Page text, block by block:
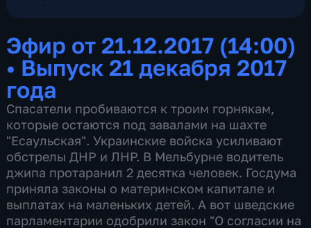
Эфир от 21.12.2017 (14:00)
• Выпуск 21 декабря 2017
года
Спасатели пробиваются к троим горнякам,
которые остаются под завалами на шахте
"Есаульская". Украинские войска усиливают
обстрелы ДНР и ЛНР. В Мельбурне водитель
джипа протаранил 2 десятка человек. Госдума
приняла законы о материнском капитале и
выплатах на маленьких детей. А вот шведские
парламентарии одобрили закон "О согласии на